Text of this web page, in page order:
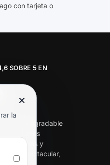
con tarjeta o
SOBRE 5 EN
y trato agradable
Hemos
ocasiones y
Espectacular,
×
la